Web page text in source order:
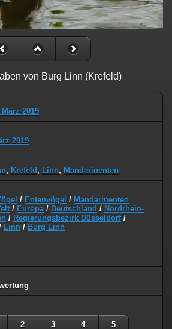
von Burg Linn (Krefeld)
2019
2019
, Krefeld , Linn, Mandarinenten
/ Entenvögel / Mandarinenten
/ Europa / Deutschland / Nordrhein-
/ Regierungsbezirk Düsseldorf/
Linn / Burg Linn
2 3 4 5